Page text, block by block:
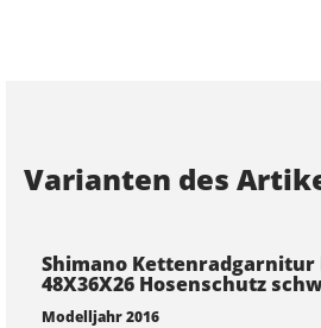
Varianten des
Shimano Kettenradgarnitur
48X36X26 Hosenschutz
Modelljahr 2016